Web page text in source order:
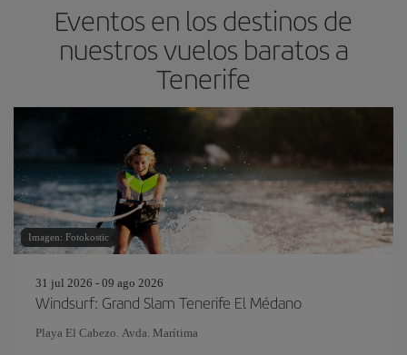
Eventos en los destinos de
nuestros vuelos baratos a
Tenerife
Imagen: Fotokostic
31 jul 2026 - 09 ago 2026
Windsurf: Grand Slam Tenerife El Médano
Playa El Cabezo. Avda. Marítima